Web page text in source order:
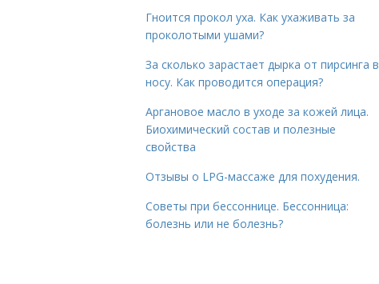
Гноится прокол уха. Как ухаживать за
проколотыми ушами?
За сколько зарастает дырка от пирсинга в
носу. Как проводится операция?
Аргановое масло в уходе за кожей лица.
Биохимический состав и полезные
свойства
Отзывы о LPG-массаже для похудения.
Советы при бессоннице. Бессонница:
болезнь или не болезнь?